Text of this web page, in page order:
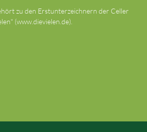
zu den Erstunterzeichnern der Celler
(www.dievielen.de).